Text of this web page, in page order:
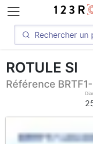
ROTULE SI
Référence